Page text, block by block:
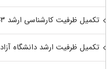
تکمیل ظرفیت کارشناسی ارشد ۱۴۰۳
تکمیل ظرفیت ارشد دانشگاه آزاد ۱۴۰۳